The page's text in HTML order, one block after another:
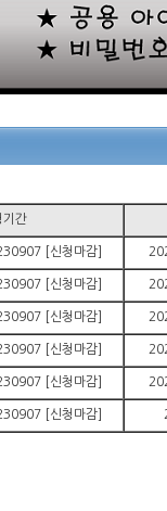
기간
[신청마감]
[신청마감]
[신청마감]
[신청마감]
[신청마감]
[신청마감]